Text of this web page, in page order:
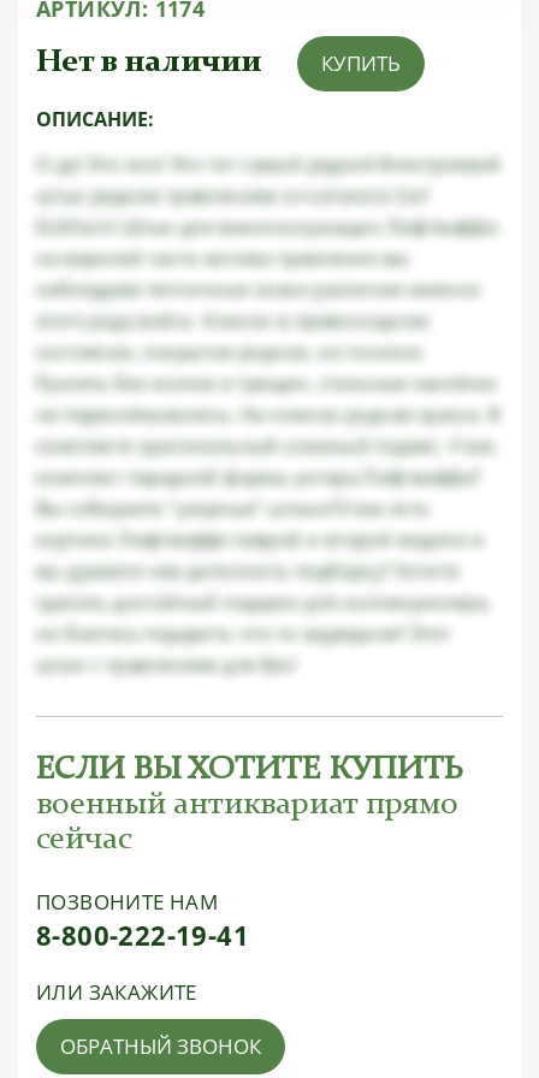
АРТИКУЛ: 1174
Нет в наличии КУПИТЬ
ОПИСАНИЕ:
О да! Это оно! Это тот самый редкий Внестроевой
штык редким травлением из каталога Carl
Eickhorn! Штык для военнослужащих Люфтваффе-
на верхней части мотива травления мы
наблюдаем петличные знаки различия именно
этого рода войск. Клинок в превосходном
состоянии, покрытие родное, не точился.
Рукоять без сколов и трещин, стальные заклёпки
не переклёпывались. На ножнах родная краска. В
комплекте оригинальный кожаный подвес. У вас
комплект парадной формы унтера Люфтваффе?
Вы собираете "узорные" штыки?У вас есть
кортики Люфтваффе певрой и второй модели и
вы думаете чем дополнить подборку? Хотите
сделать достойный подарок для коллекционера,
но боитесь подарить что-то заурядное? Этот
штык с травлением для Вас!
ЕСЛИ ВЫ ХОТИТЕ КУПИТЬ
военный антиквариат прямо
сейчас
ПОЗВОНИТЕ НАМ
8-800-222-19-41
ИЛИ ЗАКАЖИТЕ
ОБРАТНЫЙ ЗВОНОК